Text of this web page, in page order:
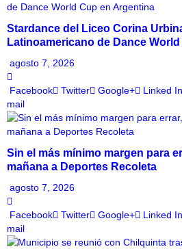
Stardance del Liceo Corina
Latinoamericano de Dance
agosto 7, 2026
Facebook Twitter Google+ Linked In
mail
Sin el más mínimo margen para
mañana a Deportes Recoleta
agosto 7, 2026
Facebook Twitter Google+ Linked In
mail